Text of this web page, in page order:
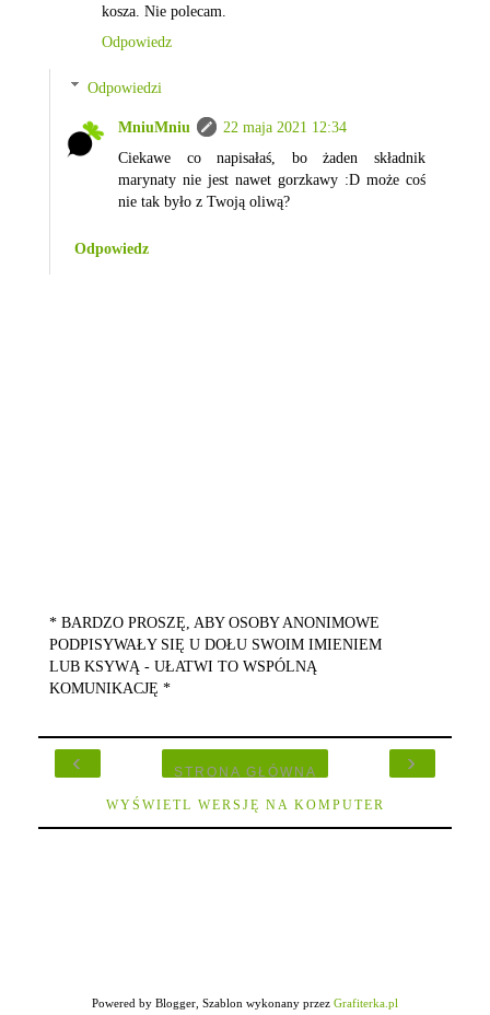
kosza. Nie polecam.
Odpowiedz
Odpowiedzi
MniuMniu
22 maja 2021 12:34
Ciekawe co napisałaś, bo żaden składnik
marynaty nie jest nawet gorzkawy :D może coś
nie tak było z Twoją oliwą?
Odpowiedz
* BARDZO PROSZĘ, ABY OSOBY ANONIMOWE
PODPISYWAŁY SIĘ U DOŁU SWOIM IMIENIEM
LUB KSYWĄ - UŁATWI TO WSPÓLNĄ
KOMUNIKACJĘ *
‹ ›
STRONA GŁÓWNA
WYŚWIETL WERSJĘ NA KOMPUTER
Powered by Blogger, Szablon wykonany przez Grafiterka.pl